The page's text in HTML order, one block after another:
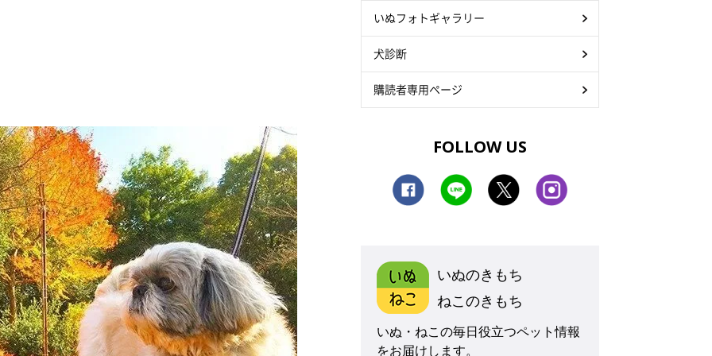
いぬフォトギャラリー
犬診断
購読者専用ページ
FOLLOW US
いぬのきもち
ねこのきもち
いぬ・ねこの毎日役立つペット情報
をお届けします。